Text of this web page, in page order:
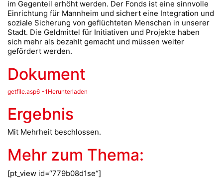
im Gegenteil erhöht werden. Der Fonds ist eine sinnvolle
Einrichtung für Mannheim und sichert eine Integration und
soziale Sicherung von geflüchteten Menschen in unserer
Stadt. Die Geldmittel für Initiativen und Projekte haben
sich mehr als bezahlt gemacht und müssen weiter
gefördert werden.
Dokument
getfile.asp6_-1Herunterladen
Ergebnis
Mit Mehrheit beschlossen.
Mehr zum Thema:
[pt_view id=“779b08d1se“]